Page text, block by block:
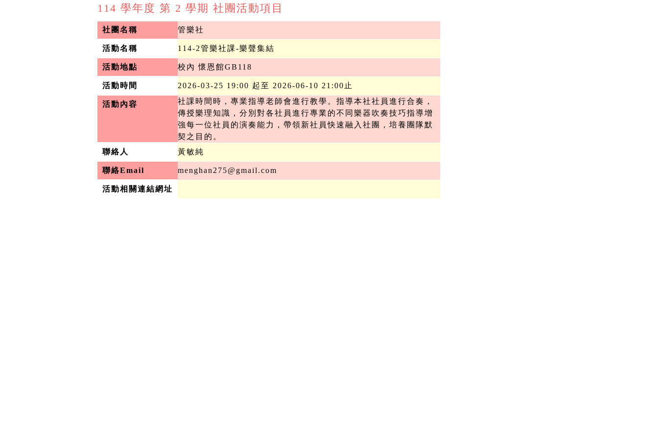
114 學年度 第 2 學期 社團活動項目
社團名稱 管樂社
活動名稱 114-2管樂社課-樂聲集結
活動地點 校內 懷恩館GB118
活動時間 2026-03-25 19:00 起至 2026-06-10 21:00止
活動內容
社課時間時，專業指導老師會進行教學。指導本社社員進行合奏，
傳授樂理知識，分別對各社員進行專業的不同樂器吹奏技巧指導增
強每一位社員的演奏能力，帶領新社員快速融入社團，培養團隊默
契之目的。
聯絡人
黃敏純
聯絡Email menghan275@gmail.com
活動相關連結網址